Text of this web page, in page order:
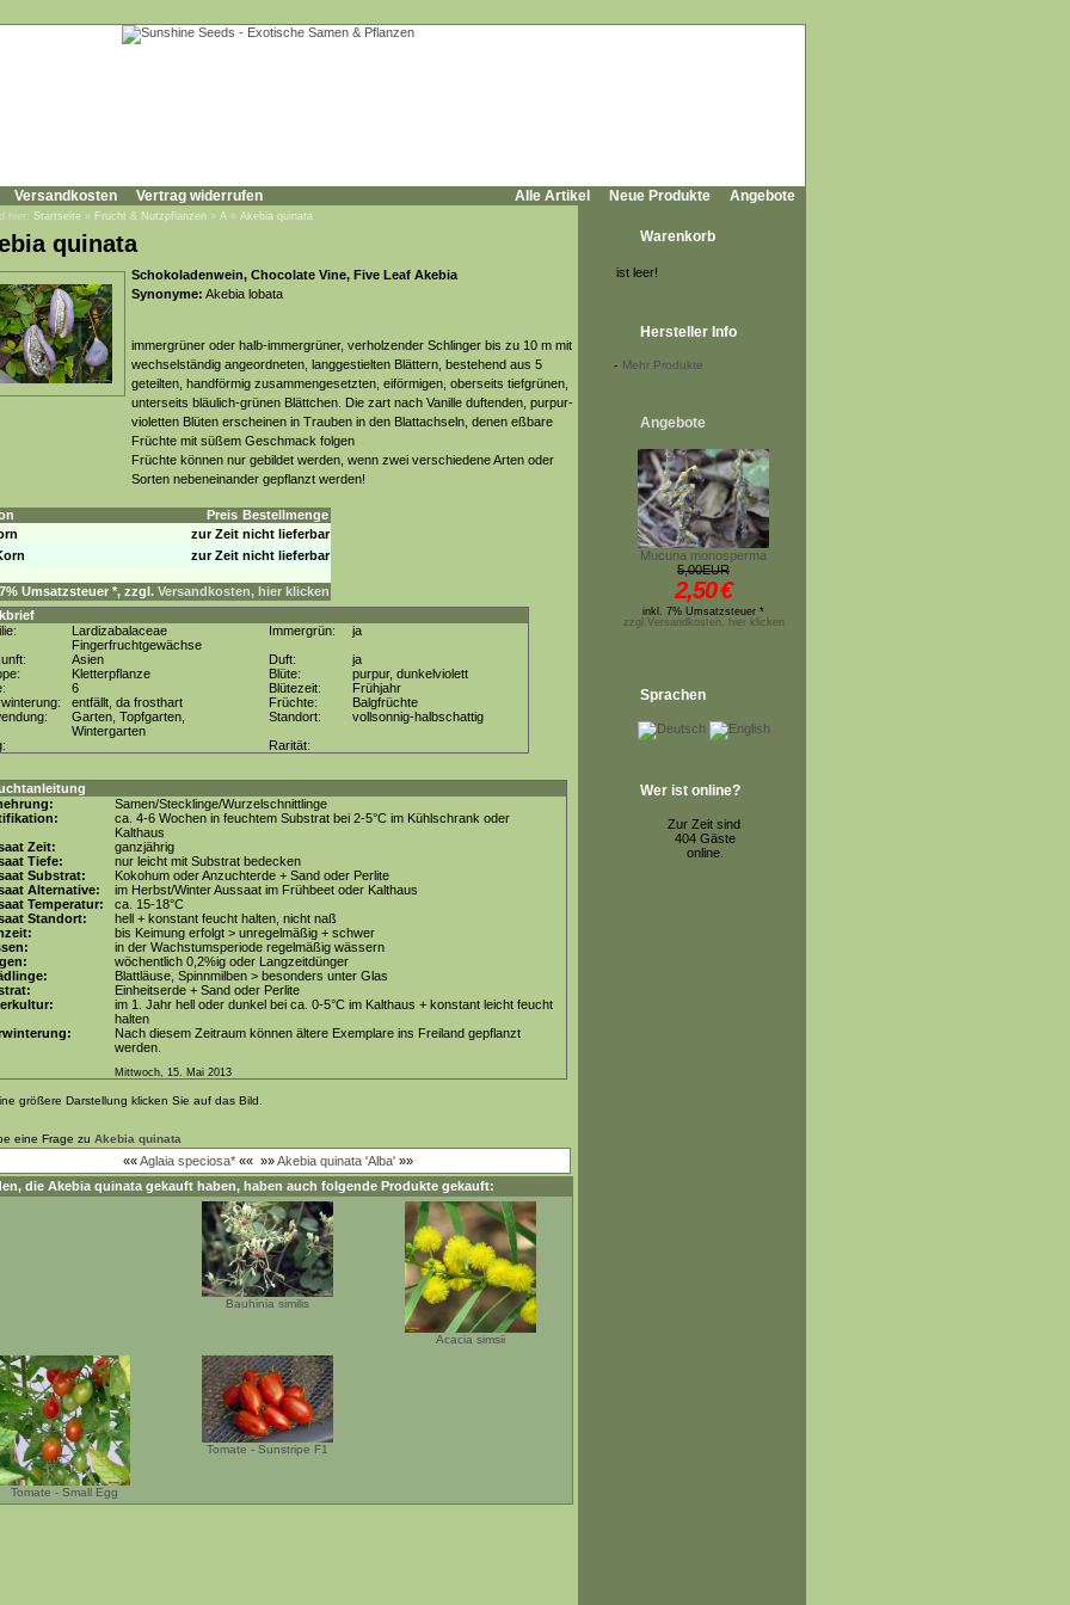
Versandkosten Vertrag widerrufen Alle Artikel Neue Produkte Angebote
hier: Startseite » Frucht & Nutzpflanzen » A » Akebia quinata
quinata
Schokoladenwein, Chocolate Vine, Five Leaf Akebia
Synonyme: Akebia lobata
immergrüner oder halb-immergrüner, verholzender Schlinger bis zu 10 m mit
wechselständig angeordneten, langgestielten Blättern, bestehend aus 5
geteilten, handförmig zusammengesetzten, eiförmigen, oberseits tiefgrünen,
unterseits bläulich-grünen Blättchen. Die zart nach Vanille duftenden, purpur-
violetten Blüten erscheinen in Trauben in den Blattachseln, denen eßbare
Früchte mit süßem Geschmack folgen
Früchte können nur gebildet werden, wenn zwei verschiedene Arten oder
Sorten nebeneinander gepflanzt werden!
Preis Bestellmenge
zur Zeit nicht lieferbar
zur Zeit nicht lieferbar
Umsatzsteuer *, zzgl. Versandkosten, hier klicken
Lardizabalaceae
Fingerfruchtgewächse
Immergrün:
ja
Asien Duft:
ja
Kletterpflanze Blüte:
purpur, dunkelviolett
6 Blütezeit:
Frühjahr
entfällt, da frosthart Früchte:
Balgfrüchte
Garten, Topfgarten,
Wintergarten
Standort:
vollsonnig-halbschattig
Rarität:
Samen/Stecklinge/Wurzelschnittlinge
ca. 4-6 Wochen in feuchtem Substrat bei 2-5°C im Kühlschrank oder
Kalthaus
Zeit:
ganzjährig
Tiefe:
nur leicht mit Substrat bedecken
Substrat:
Kokohum oder Anzuchterde + Sand oder Perlite
Alternative:
im Herbst/Winter Aussaat im Frühbeet oder Kalthaus
Temperatur:
ca. 15-18°C
Standort:
hell + konstant feucht halten, nicht naß
bis Keimung erfolgt > unregelmäßig + schwer
in der Wachstumsperiode regelmäßig wässern
wöchentlich 0,2%ig oder Langzeitdünger
Blattläuse, Spinnmilben > besonders unter Glas
Einheitserde + Sand oder Perlite
im 1. Jahr hell oder dunkel bei ca. 0-5°C im Kalthaus + konstant leicht feucht
halten
Nach diesem Zeitraum können ältere Exemplare ins Freiland gepflanzt
werden.
Mittwoch, 15. Mai 2013
größere Darstellung klicken Sie auf das Bild.
eine Frage zu Akebia quinata
««Aglaia speciosa*«« »»Akebia quinata 'Alba'»»
die Akebia quinata gekauft haben, haben auch folgende Produkte gekauft:
Bauhinia similis
Acacia simsii
Tomate - Small Egg
Tomate - Sunstripe F1
Warenkorb
ist leer!
Hersteller Info
- Mehr Produkte
Angebote
Mucuna monosperma
5,00EUR
2,50€
inkl. 7% Umsatzsteuer *
zzgl.Versandkosten, hier klicken
Sprachen
Wer ist online?
Zur Zeit sind
404 Gäste
online.